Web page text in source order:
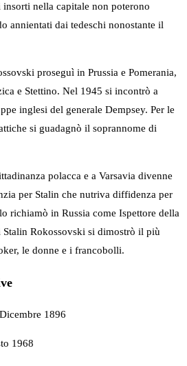
insorti nella capitale non poterono
annientati dai tedeschi nonostante il
proseguì in Prussia e Pomerania,
e Stettino. Nel 1945 si incontrò a
inglesi del generale Dempsey. Per le
si guadagnò il soprannome di
polacca e a Varsavia divenne
per Stalin che nutriva diffidenza per
richiamò in Russia come Ispettore della
Rokossovski si dimostrò il più
le donne e i francobolli.
1896
1968